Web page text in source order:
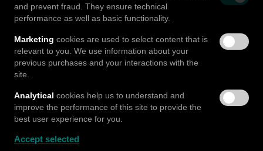
© Go Mula GmbH2026|v2.5.5.a..n-prd
Blog
Stellenangebote
AGB
and prevent fraud. They ensure technical
performance as well as basic functionality.
Marketing cookies are used to select content that is
relevant to you. We use information about your
previous purchases and your interactions with the
site.
Analytical cookies help us to understand and
improve the performance of this site to provide the
best user experience for you.
Accept selected